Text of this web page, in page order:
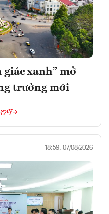
giác xanh” mở
trưởng mới
18:59, 07/08/2026